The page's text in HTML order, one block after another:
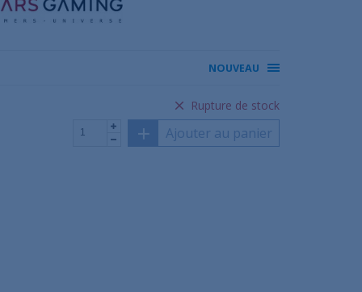
NOUVEAU
Rupture de stock
Ajouter au panier